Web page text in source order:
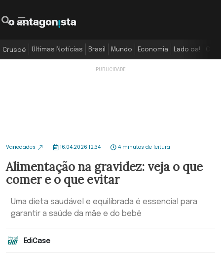
Crusoé Últimas Notícias Brasil Mundo Economia Lado oa!
Variedades 16.04.2026 12:34 4 minutos de leitura
Alimentação na gravidez: veja o que
comer e o que evitar
Uma dieta saudável e equilibrada é essencial para
garantir a saúde da mãe e do bebê
EdiCase